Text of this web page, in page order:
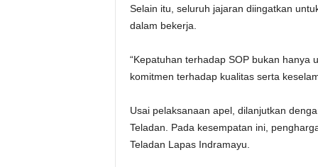
Selain itu, seluruh jajaran diingatkan
dalam bekerja.
“Kepatuhan terhadap SOP bukan hanya
komitmen terhadap kualitas serta
Usai pelaksanaan apel, dilanjutkan
Teladan. Pada kesempatan ini,
Teladan Lapas Indramayu.